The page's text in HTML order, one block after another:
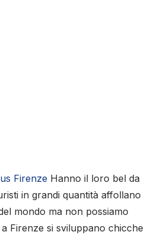
Firenze Hanno il loro bel da
in grandi quantità affollano
mondo ma non possiamo
Firenze si sviluppano chicche